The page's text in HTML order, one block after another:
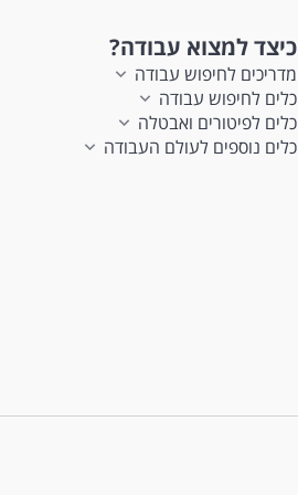
כיצד למצוא עבודה?
מדריכים לחיפוש עבודה
כלים לחיפוש עבודה
כלים לפיטורים ואבטלה
כלים נוספים לעולם העבודה